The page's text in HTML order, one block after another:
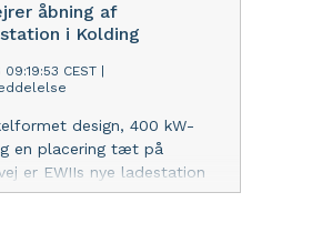
til elbilister. Her kan du
der passer til
ladebehov.
åbning af
i Kolding
CEST
design, 400 kW-
en placering tæt på
er EWIIs nye ladestation
og